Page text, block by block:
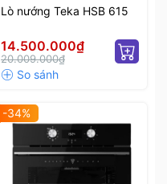
Lò nướng Teka HSB 615
14.500.000₫
20.009.000₫
-34%